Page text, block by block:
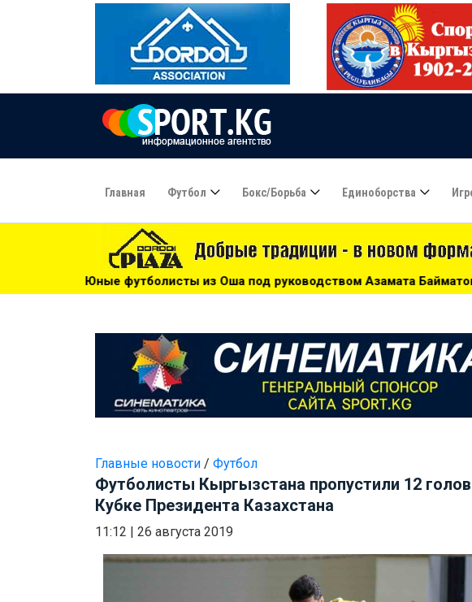
Главная Футбол Бокс/борьба Единоборства
из Оша под руководством Азамата Байматова участвуют в турнире в
Главные новости / Футбол
Футболисты Кыргызстана пропустили 12
Кубке Президента Казахстана
11:12 26 августа 2019